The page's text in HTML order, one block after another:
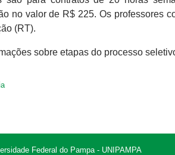
no valor de R$ 225. Os professores
(RT).
sobre etapas do processo
Federal do Pampa - UNIPAMPA